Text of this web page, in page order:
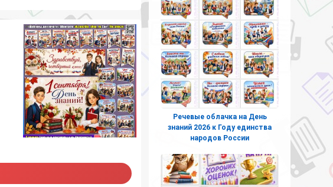
Речевые облачка на День
знаний 2026 к Году единства
народов России